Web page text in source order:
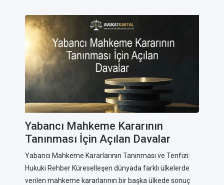
Yabancı Mahkeme Kararının
Tanınması İçin Açılan Davalar
Yabancı Mahkeme Kararlarının Tanınması ve Tenfizi:
Hukuki Rehber Küreselleşen dünyada farklı ülkelerde
verilen mahkeme kararlarının bir başka ülkede sonuç